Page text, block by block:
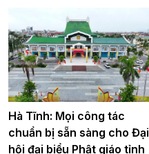
Hà Tĩnh: Mọi công tác
chuẩn bị sẵn sàng cho Đại
hội đại biểu Phật giáo tỉnh